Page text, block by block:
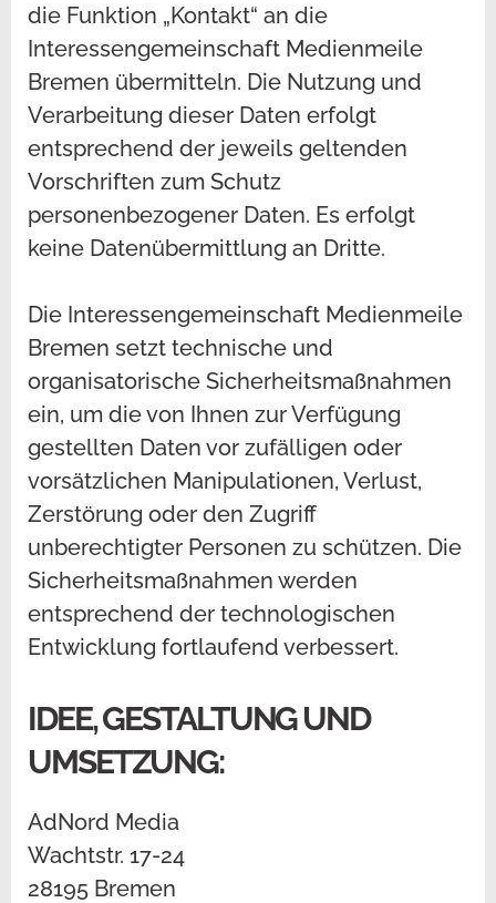
die Funktion „Kontakt“ an die
Interessengemeinschaft Medienmeile
Bremen übermitteln. Die Nutzung und
Verarbeitung dieser Daten erfolgt
entsprechend der jeweils geltenden
Vorschriften zum Schutz
personenbezogener Daten. Es erfolgt
keine Datenübermittlung an Dritte.
Die Interessengemeinschaft Medienmeile
Bremen setzt technische und
organisatorische Sicherheitsmaßnahmen
ein, um die von Ihnen zur Verfügung
gestellten Daten vor zufälligen oder
vorsätzlichen Manipulationen, Verlust,
Zerstörung oder den Zugriff
unberechtigter Personen zu schützen. Die
Sicherheitsmaßnahmen werden
entsprechend der technologischen
Entwicklung fortlaufend verbessert.
IDEE, GESTALTUNG UND
UMSETZUNG:
AdNord Media
Wachtstr. 17-24
28195 Bremen